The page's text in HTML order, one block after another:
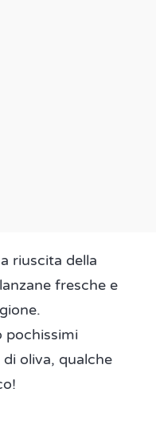
riuscita della
fresche e
pochissimi
oliva, qualche